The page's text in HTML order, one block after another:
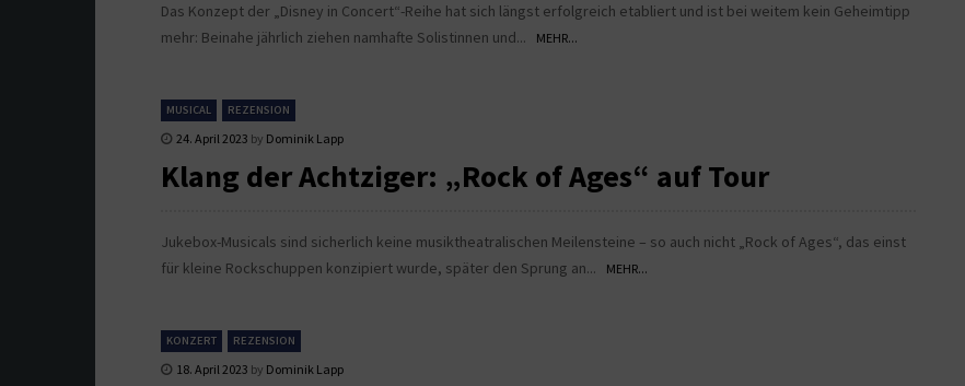
Das Konzept der „Disney in Concert“-Reihe hat sich längst erfolgreich etabliert und ist bei weitem kein Geheimtipp
mehr: Beinahe jährlich ziehen namhafte Solistinnen und...
MEHR...
MUSICAL REZENSION
24. April 2023 by Dominik Lapp
Klang der Achtziger: „Rock of Ages“ auf Tour
Jukebox-Musicals sind sicherlich keine musiktheatralischen Meilensteine – so auch nicht „Rock of Ages“, das einst
für kleine Rockschuppen konzipiert wurde, später den Sprung an...
MEHR...
KONZERT REZENSION
18. April 2023 by Dominik Lapp